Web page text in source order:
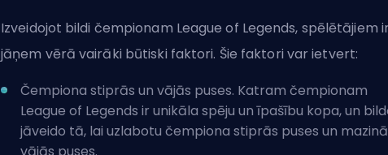
Izveidojot bildi čempionam League of Legends, spēlētājiem ir
jāņem vērā vairāki būtiski faktori. Šie faktori var ietvert:
Čempiona stiprās un vājās puses. Katram čempionam
League of Legends ir unikāla spēju un īpašību kopa, un
jāveido tā, lai uzlabotu čempiona stiprās puses un